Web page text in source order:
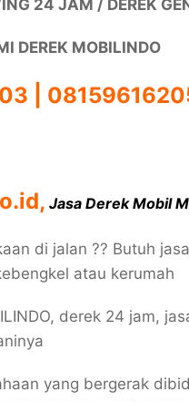
24 JAM / DEREK
DEREK MOBILINDO
|
Jasa Derek Mobil
di jalan ?? Butuh
atau kerumah
derek 24 jam,
yang bergerak